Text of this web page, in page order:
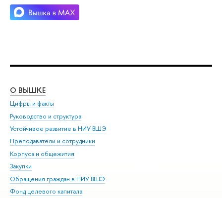
О ВЫШКЕ
Цифры и факты
Руководство и структура
Устойчивое развитие в НИУ ВШЭ
Преподаватели и сотрудники
Корпуса и общежития
Закупки
Обращения граждан в НИУ ВШЭ
Фонд целевого капитала